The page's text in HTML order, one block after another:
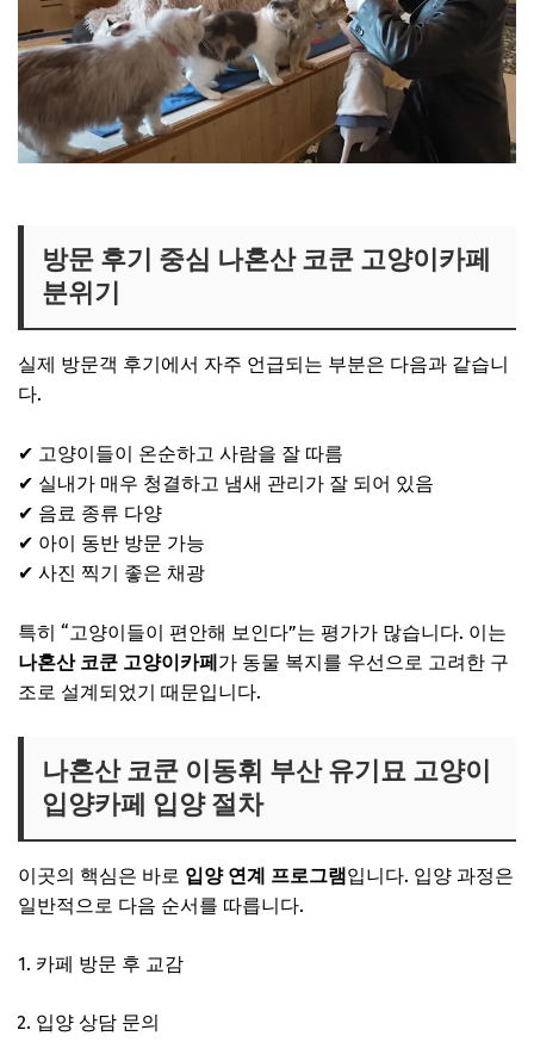
방문 후기 중심 나혼산 코쿤 고양이카페
분위기
실제 방문객 후기에서 자주 언급되는 부분은 다음과 같습니
다.
✔ 고양이들이 온순하고 사람을 잘 따름
✔ 실내가 매우 청결하고 냄새 관리가 잘 되어 있음
✔ 음료 종류 다양
✔ 아이 동반 방문 가능
✔ 사진 찍기 좋은 채광
특히 “고양이들이 편안해 보인다”는 평가가 많습니다. 이는
나혼산 코쿤 고양이카페가 동물 복지를 우선으로 고려한 구
조로 설계되었기 때문입니다.
나혼산 코쿤 이동휘 부산 유기묘 고양이
입양카페 입양 절차
이곳의 핵심은 바로 입양 연계 프로그램입니다. 입양 과정은
일반적으로 다음 순서를 따릅니다.
카페 방문 후 교감
입양 상담 문의